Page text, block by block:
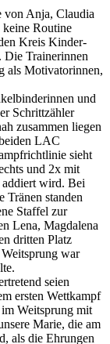
von Anja, Claudia
Routine
Kreis Kinder-
Die Trainerinnen
als Motivatorinnen,
und
Schrittzähler
zusammen liegen
LAC
sieht
und 2x mit
addiert wird. Bei
Tränen standen
Staffel zur
Lena, Magdalena
dritten Platz
war
seien
ersten Wettkampf
Weitsprung mit
Marie, die am
als die Ehrungen